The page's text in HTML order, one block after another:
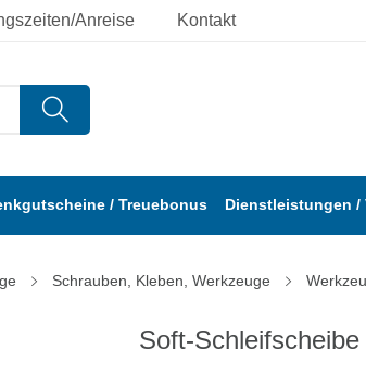
Anreise Kontakt
/ Treuebonus Dienstleistungen /
Schrauben, Kleben, Werkzeuge
Soft-